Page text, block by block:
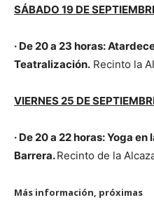
SÁBADO 19 DE
· De 20 a 23 horas:
Teatralización. Recinto la
VIERNES 25 DE
· De 20 a 22 horas: Yoga
Barrera.Recinto de la
Más información, próximas